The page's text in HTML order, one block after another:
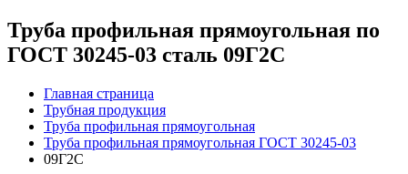
Труба профильная прямоугольная по
ГОСТ 30245-03 сталь 09Г2С
Главная страница
Трубная продукция
Труба профильная прямоугольная
Труба профильная прямоугольная ГОСТ 30245-03
09Г2С